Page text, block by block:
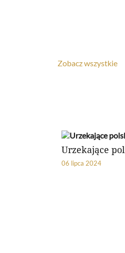
Zobacz wszystkie
Urzekające
06 lipca 2024